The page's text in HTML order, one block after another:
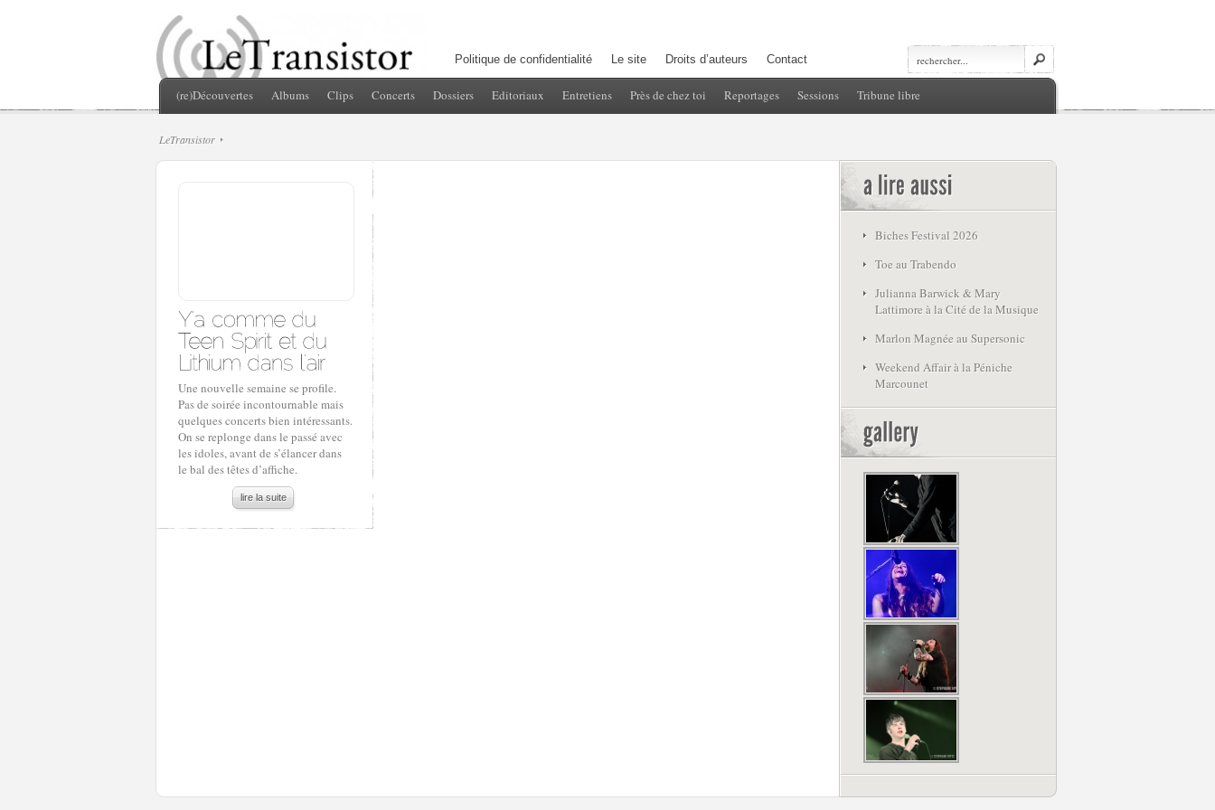
Politique de confidentialité Le site Droits d’auteurs Contact
(re)Découvertes Albums Clips Concerts Dossiers Editoriaux Entretiens Près de chez toi Reportages Sessions Tribune libre
LeTransistor
Une nouvelle semaine se profile.
Pas de soirée incontournable mais
quelques concerts bien intéressants.
On se replonge dans le passé avec
les idoles, avant de s’élancer dans
le bal des têtes d’affiche.
lire la suite
Biches Festival 2026
Toe au Trabendo
Julianna Barwick & Mary
Lattimore à la Cité de la Musique
Marlon Magnée au Supersonic
Weekend Affair à la Péniche
Marcounet